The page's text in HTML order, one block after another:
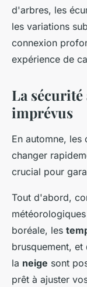
d'arbres, les
les variations
connexion
expérience de
La
imprévus
En automne,
changer
crucial pour
Tout d'abord,
boréale, les
brusquement, et
la neige sont
prêt à ajuster